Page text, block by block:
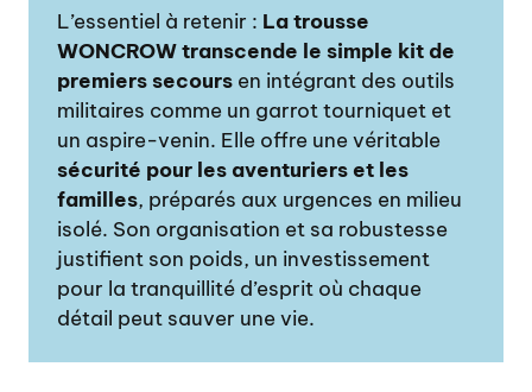
L’essentiel à retenir : La trousse
WONCROW transcende le simple kit de
premiers secours en intégrant des outils
militaires comme un garrot tourniquet et
un aspire-venin. Elle offre une véritable
sécurité pour les aventuriers et les
familles, préparés aux urgences en milieu
isolé. Son organisation et sa robustesse
justifient son poids, un investissement
pour la tranquillité d’esprit où chaque
détail peut sauver une vie.